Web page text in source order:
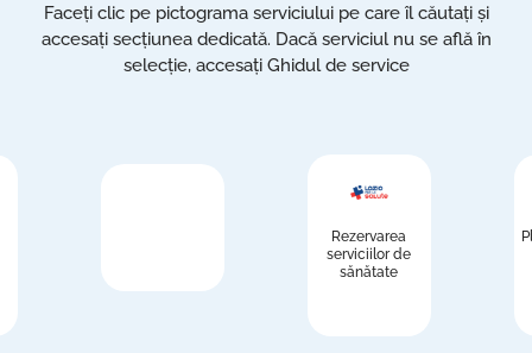
Faceți clic pe pictograma serviciului pe care îl căutați și
accesați secțiunea dedicată. Dacă serviciul nu se află în
selecție, accesați Ghidul de service
Rezervarea
serviciilor de
sănătate